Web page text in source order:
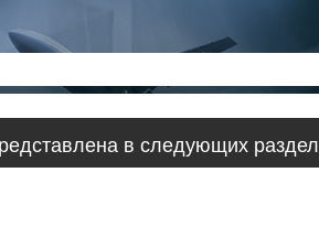
в следующих